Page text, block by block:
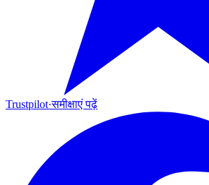
Trustpilot·समीक्षाएं पढ़ें